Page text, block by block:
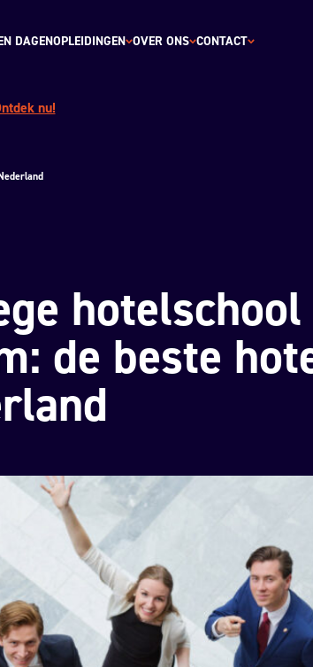
DAGENOPLEIDINGEN OVER ONS CONTACT
nu!
hotelschool
de beste